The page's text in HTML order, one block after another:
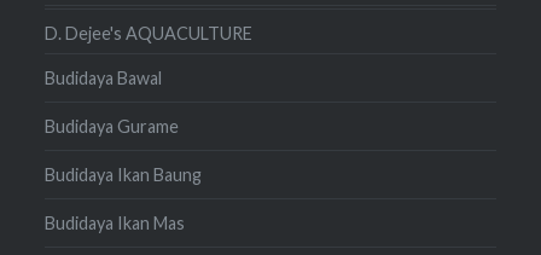
D. Dejee's AQUACULTURE
Budidaya Bawal
Budidaya Gurame
Budidaya Ikan Baung
Budidaya Ikan Mas